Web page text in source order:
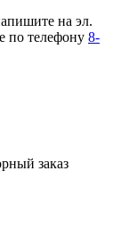
на эл.
по телефону 8-
заказ